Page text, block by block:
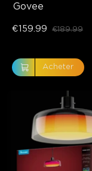
Govee
€159.99 €189.99
Acheter